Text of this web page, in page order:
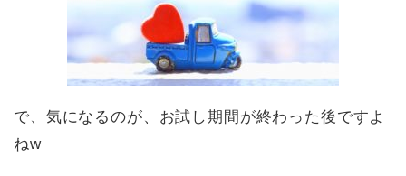
で、気になるのが、お試し期間が終わった後ですよ
ねw